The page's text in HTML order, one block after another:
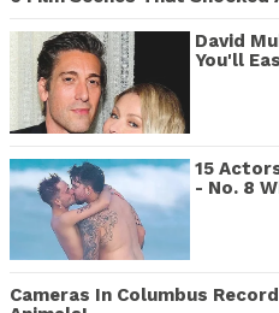
David
You'll
15
- No. 8
Cameras In Columbus